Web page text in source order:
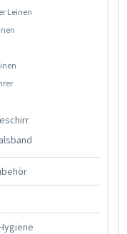
Leinen